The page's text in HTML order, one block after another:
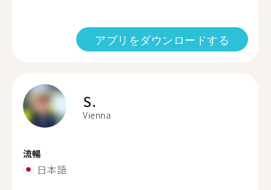
アプリをダウンロードする
S.
Vienna
流暢
日本語